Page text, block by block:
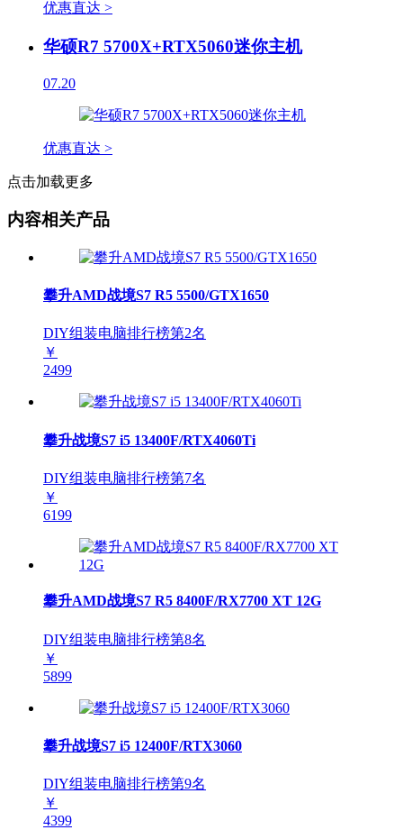
优惠直达 >
华硕R7 5700X+RTX5060迷你主机
07.20
优惠直达 >
点击加载更多
内容相关产品
攀升AMD战境S7 R5 5500/GTX1650
DIY组装电脑排行榜第2名
￥
2499
攀升战境S7 i5 13400F/RTX4060Ti
DIY组装电脑排行榜第7名
￥
6199
攀升AMD战境S7 R5 8400F/RX7700 XT 12G
DIY组装电脑排行榜第8名
￥
5899
攀升战境S7 i5 12400F/RTX3060
DIY组装电脑排行榜第9名
￥
4399